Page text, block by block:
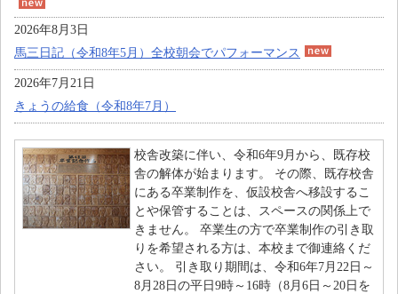
2026年8月3日
馬三日記（令和8年5月）全校朝会でパフォーマンス
2026年7月21日
きょうの給食（令和8年7月）
校舎改築に伴い、令和6年9月から、既存校
舎の解体が始まります。 その際、既存校舎
にある卒業制作を、仮設校舎へ移設するこ
とや保管することは、スペースの関係上で
きません。 卒業生の方で卒業制作の引き取
りを希望される方は、本校まで御連絡くだ
さい。 引き取り期間は、令和6年7月22日～
8月28日の平日9時～16時（8月6日～20日を